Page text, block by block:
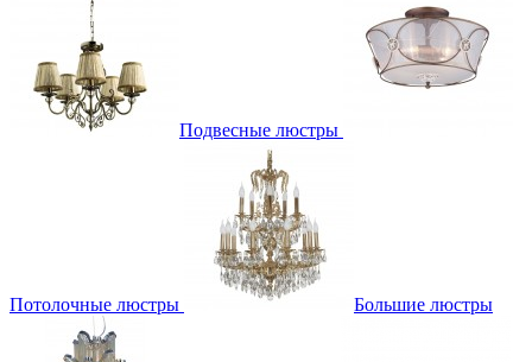
Подвесные люстры
Потолочные люстры Большие люстры